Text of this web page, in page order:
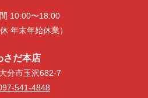
10:00〜18:00
年末年始休業）
さだ本店
分市玉沢682-7
541-4848